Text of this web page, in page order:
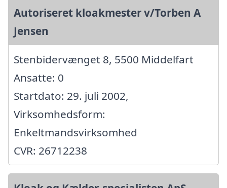
Autoriseret kloakmester v/Torben A
Jensen
Stenbidervænget 8, 5500 Middelfart
Ansatte: 0
Startdato: 29. juli 2002,
Virksomhedsform:
Enkeltmandsvirksomhed
CVR: 26712238